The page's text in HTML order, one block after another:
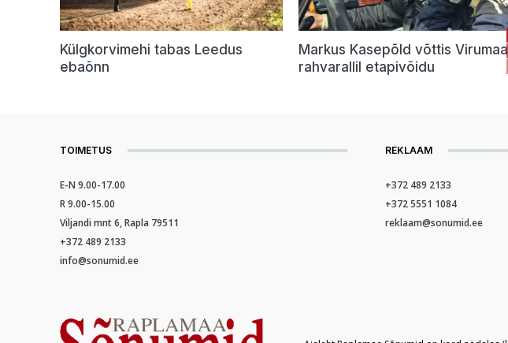
Külgkorvimehi tabas Leedus
ebaõnn
Markus Kasepõld võttis Virumaa
rahvarallil etapivõidu